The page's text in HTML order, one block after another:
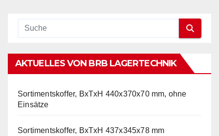
AKTUELLES VON BRB LAGERTECHNIK
Sortimentskoffer, BxTxH 440x370x70 mm, ohne
Einsätze
Sortimentskoffer, BxTxH 437x345x78 mm